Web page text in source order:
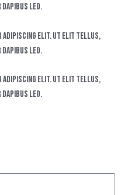
leo.
adipiscing elit. Ut elit tellus,
leo.
adipiscing elit. Ut elit tellus,
leo.